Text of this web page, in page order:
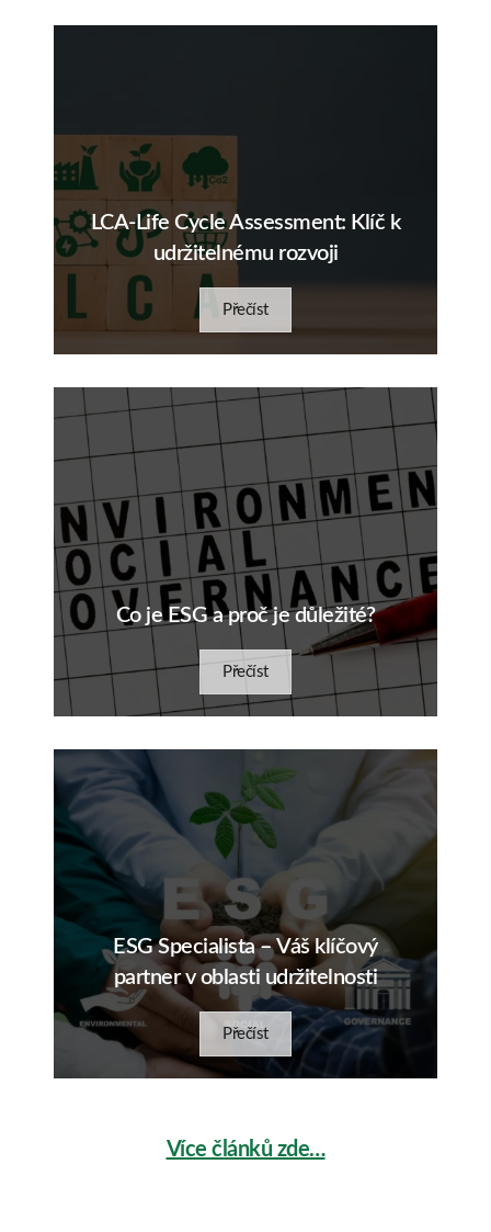
LCA-Life Cycle Assessment: Klíč k
udržitelnému rozvoji
Přečíst
Co je ESG a proč je důležité?
Přečíst
ESG Specialista – Váš klíčový
partner v oblasti udržitelnosti
Přečíst
Více článků zde…